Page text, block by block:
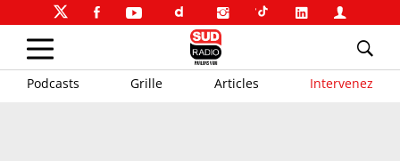
Podcasts Grille Articles Intervenez